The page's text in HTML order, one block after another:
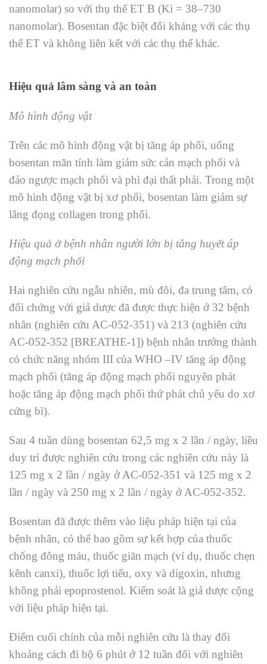
nanomolar) so với thụ thể ET B (Ki = 38–730
nanomolar). Bosentan đặc biệt đối kháng với các thụ
thể ET và không liên kết với các thụ thể khác.
Hiệu quả lâm sàng và an toàn
Mô hình động vật
Trên các mô hình động vật bị tăng áp phổi, uống
bosentan mãn tính làm giảm sức cản mạch phổi và
đảo ngược mạch phổi và phì đại thất phải. Trong một
mô hình động vật bị xơ phổi, bosentan làm giảm sự
lắng đọng collagen trong phổi.
Hiệu quả ở bệnh nhân người lớn bị tăng huyết áp
động mạch phổi
Hai nghiên cứu ngẫu nhiên, mù đôi, đa trung tâm, có
đối chứng với giả dược đã được thực hiện ở 32 bệnh
nhân (nghiên cứu AC-052-351) và 213 (nghiên cứu
AC-052-352 [BREATHE-1]) bệnh nhân trưởng thành
có chức năng nhóm III của WHO –IV tăng áp động
mạch phổi (tăng áp động mạch phổi nguyên phát
hoặc tăng áp động mạch phổi thứ phát chủ yếu do xơ
cứng bì).
Sau 4 tuần dùng bosentan 62,5 mg x 2 lần / ngày, liều
duy trì được nghiên cứu trong các nghiên cứu này là
125 mg x 2 lần / ngày ở AC-052-351 và 125 mg x 2
lần / ngày và 250 mg x 2 lần / ngày ở AC-052-352.
Bosentan đã được thêm vào liệu pháp hiện tại của
bệnh nhân, có thể bao gồm sự kết hợp của thuốc
chống đông máu, thuốc giãn mạch (ví dụ, thuốc chẹn
kênh canxi), thuốc lợi tiểu, oxy và digoxin, nhưng
không phải epoprostenol. Kiểm soát là giả dược cộng
với liệu pháp hiện tại.
Điểm cuối chính của mỗi nghiên cứu là thay đổi
khoảng cách đi bộ 6 phút ở 12 tuần đối với nghiên